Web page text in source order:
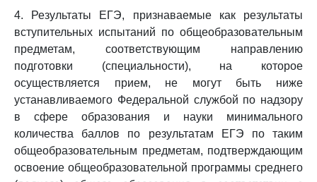
4. Результаты ЕГЭ, признаваемые как результаты
вступительных испытаний по общеобразовательным
предметам, соответствующим направлению
подготовки (специальности), на которое
осуществляется прием, не могут быть ниже
устанавливаемого Федеральной службой по надзору
в сфере образования и науки минимального
количества баллов по результатам ЕГЭ по таким
общеобразовательным предметам, подтверждающим
освоение общеобразовательной программы среднего